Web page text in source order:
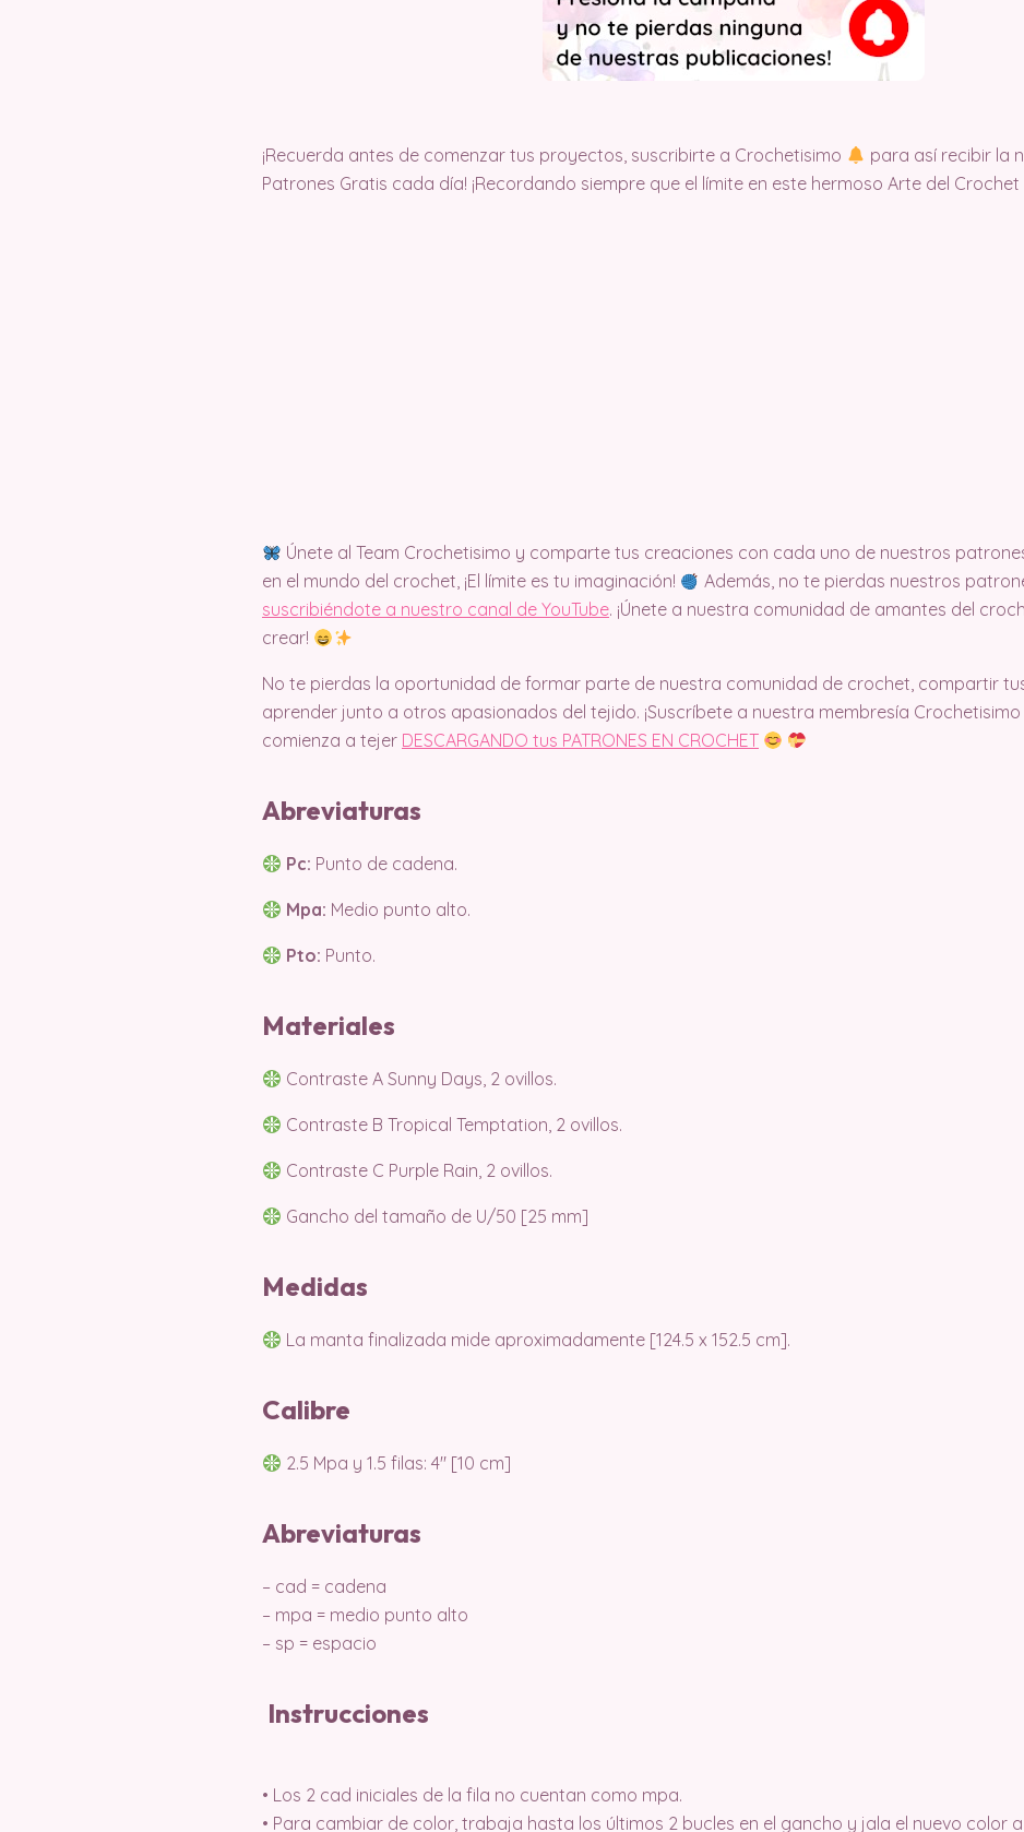
¡Recuerda antes de comenzar tus proyectos, suscribirte a Crochetisimo
para así recibir la
Patrones Gratis cada día! ¡Recordando siempre que el límite en este hermoso Arte del
Únete al Team Crochetisimo y comparte tus creaciones con cada uno de nuestros
en el mundo del crochet, ¡El límite es tu imaginación!
Además, no te pierdas nuestros
suscribiéndote a nuestro canal de YouTube. ¡Únete a nuestra comunidad de amantes del
crear!
No te pierdas la oportunidad de formar parte de nuestra comunidad de crochet, compartir
aprender junto a otros apasionados del tejido. ¡Suscríbete a nuestra membresía
comienza a tejer DESCARGANDO tus PATRONES EN CROCHET
Abreviaturas
Pc: Punto de cadena.
Mpa: Medio punto alto.
Pto: Punto.
Materiales
Contraste A Sunny Days, 2 ovillos.
Contraste B Tropical Temptation, 2 ovillos.
Contraste C Purple Rain, 2 ovillos.
Gancho del tamaño de U/50 [25 mm]
Medidas
La manta finalizada mide aproximadamente [124.5 x 152.5 cm].
Calibre
2.5 Mpa y 1.5 filas: 4″ [10 cm]
Abreviaturas
– cad = cadena
– mpa = medio punto alto
– sp = espacio
Instrucciones
• Los 2 cad iniciales de la fila no cuentan como mpa.
• Para cambiar de color, trabaja hasta los últimos 2 bucles en el gancho y jala el nuevo color